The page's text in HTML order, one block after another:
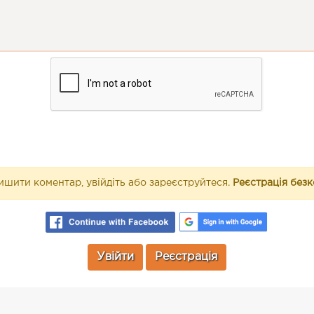
коментар, увійдіть або зареєструйтеся. Реєстрація
Увійти Реєстрація